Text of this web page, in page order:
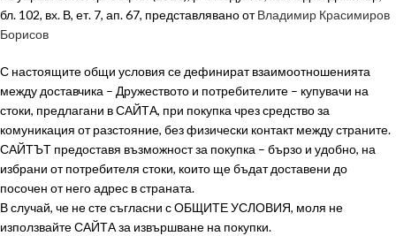
бл. 102, вх. В, ет. 7, ап. 67, представлявано отВладимир Красимиров
Борисов
С настоящите общи условия се дефинират взаимоотношенията
между доставчика – Дружеството и потребителите – купувачи на
стоки, предлагани в САЙТА, при покупка чрез средство за
комуникация от разстояние, без физически контакт между страните.
САЙТЪТ предоставя възможност за покупка – бързо и удобно, на
избрани от потребителя стоки, които ще бъдат доставени до
посочен от него адрес в страната.
В случай, че не сте съгласни с ОБЩИТЕ УСЛОВИЯ, моля не
използвайте САЙТА за извършване на покупки.